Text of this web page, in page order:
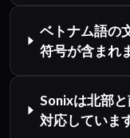
ベトナム語の
符号が含まれ
Sonixは北部
対応していま